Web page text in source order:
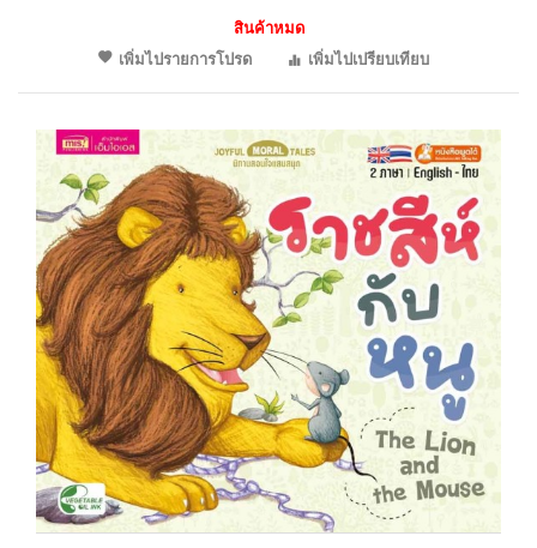
สินค้าหมด
เพิ่มไปรายการโปรด
เพิ่มไปเปรียบเทียบ